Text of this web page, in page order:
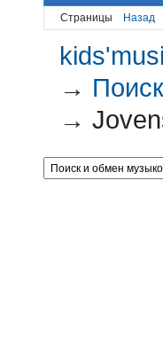
Страницы Назад
→
→